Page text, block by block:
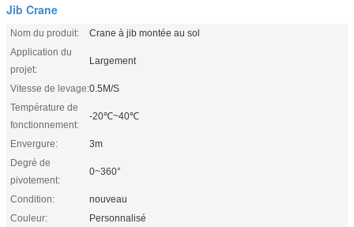
Jib Crane
Nom du produit:
Crane à jib montée au sol
Application du
projet:
Largement
Vitesse de levage:0.5M/S
Température de
fonctionnement:
-20℃~40℃
Envergure:
3m
Degré de
pivotement:
0~360°
Condition:
nouveau
Couleur:
Personnalisé